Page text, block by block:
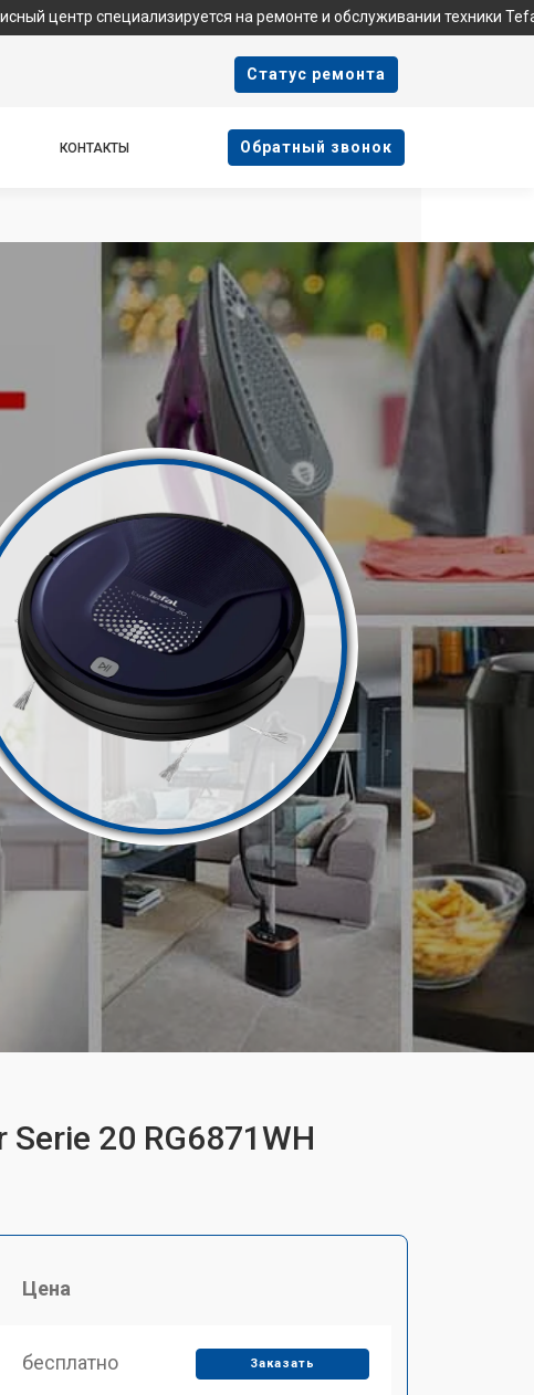
на ремонте и обслуживании техники Tefal. Мы не
Cтатус ремонта
КОНТАКТЫ Oбратный звонок
20 RG6871WH
Цена
бесплатно Заказать